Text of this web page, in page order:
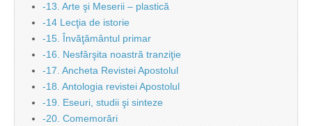
-13. Arte şi Meserii – plastică
-14 Lecţia de istorie
-15. Învăţământul primar
-16. Nesfârşita noastră tranziţie
-17. Ancheta Revistei Apostolul
-18. Antologia revistei Apostolul
-19. Eseuri, studii şi sinteze
-20. Comemorări